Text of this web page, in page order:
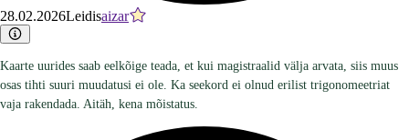
28.02.2026Leidisaizar
Kaarte uurides saab eelkõige teada, et kui magistraalid välja arvata, siis muus
osas tihti suuri muudatusi ei ole. Ka seekord ei olnud erilist trigonomeetriat
vaja rakendada. Aitäh, kena mõistatus.